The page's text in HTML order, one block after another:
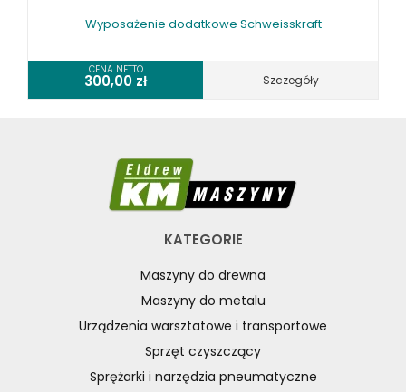
Wyposażenie dodatkowe Schweisskraft
CENA NETTO
300,00 zł Szczegóły
KATEGORIE
Maszyny do drewna
Maszyny do metalu
Urządzenia warsztatowe i transportowe
Sprzęt czyszczący
Sprężarki i narzędzia pneumatyczne